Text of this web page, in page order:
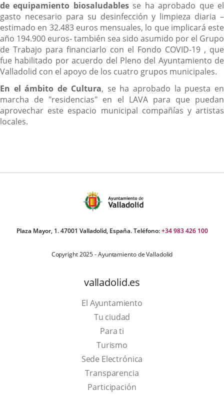
de equipamiento biosaludablesse ha aprobado que el
gasto necesario para su desinfección y limpieza diaria –
estimado en 32.483 euros mensuales, lo que implicará este
año 194.900 euros- también sea sido asumido por el Grupo
de Trabajo para financiarlo con el Fondo COVID-19 , que
fue habilitado por acuerdo del Pleno del Ayuntamiento de
Valladolid con el apoyo de los cuatro grupos municipales.
En el ámbito de Cultura, se ha aprobado la puesta en
marcha de "residencias" en el LAVA para que puedan
aprovechar este espacio municipal compañías y artistas
locales.
Plaza Mayor, 1. 47001 Valladolid, España. Teléfono:+34 983 426 100
Copyright 2025 - Ayuntamiento de Valladolid
valladolid.es
El Ayuntamiento
Tu ciudad
Para ti
TurismoThis
link
will
open
Sede Electrónica
Transparencia
Participación